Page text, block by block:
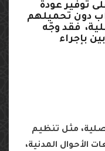
توفير عودة
دون تحميلهم
فقد وجّه
بإجراء
مثل تنظيم
الأحوال المدنية،